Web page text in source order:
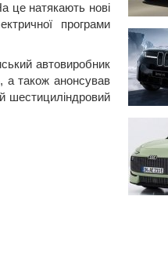
це натякають нові
програми
автовиробник
а також анонсував
шестициліндровий